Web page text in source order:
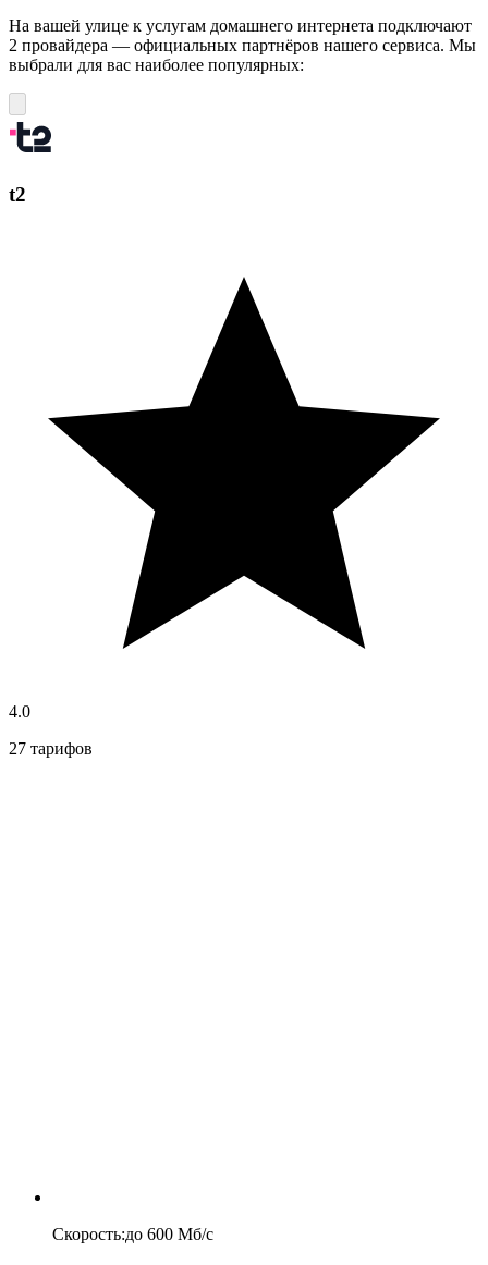
На вашей улице к услугам домашнего интернета подключают
2 провайдера — официальных партнёров нашего сервиса. Мы
выбрали для вас наиболее популярных:
t2
4.0
27 тарифов
Скорость:до 600 Мб/c